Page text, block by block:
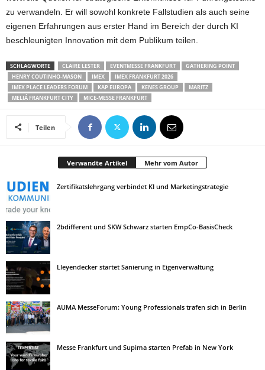
zu verwandeln. Er will sowohl konkrete Fallstudien als auch seine
eigenen Erfahrungen aus erster Hand im Bereich der durch KI
beschleunigten Innovation mit dem Publikum teilen.
SCHLAGWORTE CLAIRE LESTER EVENTMESSE FRANKFURT
GATHERING POINT
HENRY COUTINHO-MASON
IMEX
IMEX FRANKFURT 2026
IMEX PLACE LEADERS FORUM
KAP EUROPA KENES GROUP
MARITZ
MELIÁ FRANKFURT CITY
MICE-MESSE FRANKFURT
Teilen
Verwandte Artikel Mehr vom Autor
Zertifikatslehrgang verbindet KI und Marketingstrategie
2bdifferent und SKW Schwarz starten EmpCo-BasisCheck
Lleyendecker startet Sanierung in Eigenverwaltung
AUMA MesseForum: Young Professionals trafen sich in Berlin
Messe Frankfurt und Supima starten Prefab in New York